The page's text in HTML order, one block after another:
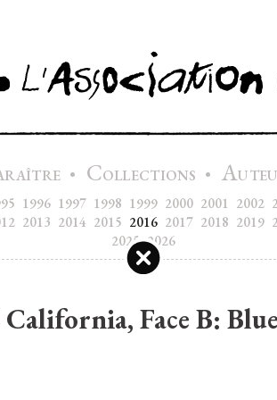
• COLLECTIONS • A
1996 1997 1998 1999 2000 2001 2002
2013 2014 2015 2016 2017 2018 2019
2025 2026
Face B: